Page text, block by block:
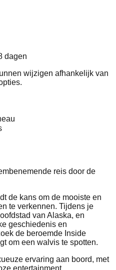
dagen
wijzigen afhankelijk van
reis door de
de kans om de mooiste en
te verkennen. Tijdens je
van Alaska, en
geschiedenis en
de beroemde Inside
om een walvis te spotten.
ervaring aan boord, met
entertainment